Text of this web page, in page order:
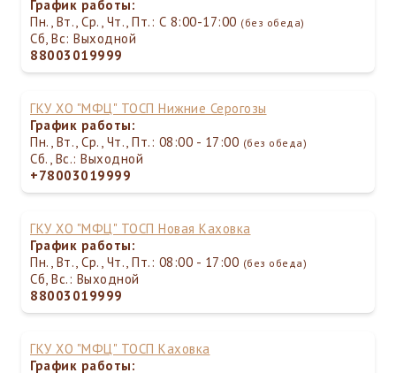
График работы:
Пн., Вт., Ср., Чт., Пт.: С 8:00-17:00 (без обеда)
Сб, Вс: Выходной
88003019999
ГКУ ХО "МФЦ" ТОСП Нижние Серогозы
График работы:
Пн., Вт., Ср., Чт., Пт.: 08:00 - 17:00 (без обеда)
Сб., Вс.: Выходной
+78003019999
ГКУ ХО "МФЦ" ТОСП Новая Каховка
График работы:
Пн., Вт., Ср., Чт., Пт.: 08:00 - 17:00 (без обеда)
Сб, Вс.: Выходной
88003019999
ГКУ ХО "МФЦ" ТОСП Каховка
График работы: